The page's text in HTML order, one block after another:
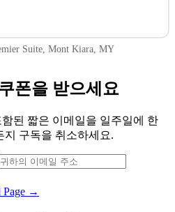
Suite, Mont Kiara, MY
폰을 받으세요
된 짧은 이메일을 일주일에 한
지 구독을 취소하세요.
Page →